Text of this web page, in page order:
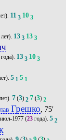
11 3 10 3
13 3 13 3
13 3 10 3
5 1 5 1
7(3) 2 7(3) 2
Грешко, 75'
1977 (23 года).5 2